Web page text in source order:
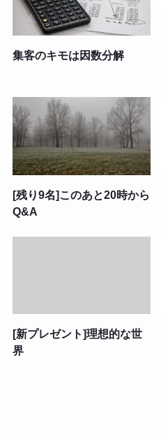
集客のキモは因数分解
[残り9名]このあと20時から
Q&A
[新プレゼント]理想的な世
界